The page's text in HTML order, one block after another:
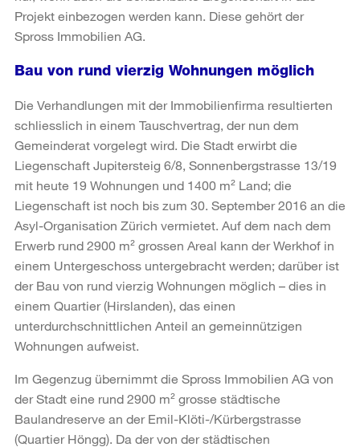
Projekt einbezogen werden kann. Diese gehört der
Spross Immobilien AG.
Bau von rund vierzig Wohnungen möglich
Die Verhandlungen mit der Immobilienfirma resultierten
schliesslich in einem Tauschvertrag, der nun dem
Gemeinderat vorgelegt wird. Die Stadt erwirbt die
Liegenschaft Jupitersteig 6/8, Sonnenbergstrasse 13/19
mit heute 19 Wohnungen und 1400 m² Land; die
Liegenschaft ist noch bis zum 30. September 2016 an die
Asyl-Organisation Zürich vermietet. Auf dem nach dem
Erwerb rund 2900 m² grossen Areal kann der Werkhof in
einem Untergeschoss untergebracht werden; darüber ist
der Bau von rund vierzig Wohnungen möglich – dies in
einem Quartier (Hirslanden), das einen
unterdurchschnittlichen Anteil an gemeinnützigen
Wohnungen aufweist.
Im Gegenzug übernimmt die Spross Immobilien AG von
der Stadt eine rund 2900 m² grosse städtische
Baulandreserve an der Emil-Klöti-/Kürbergstrasse
(Quartier Höngg). Da der von der städtischen